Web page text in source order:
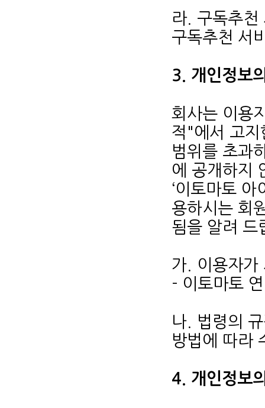
라. 구독추천
구독추천 서
3. 개인정보
회사는 이용
적"에서 고지
범위를 초과
에 공개하지
‘이토마토
용하시는 회
됨을 알려 드
가. 이용자가
- 이토마토
나. 법령의
방법에 따라
4. 개인정보